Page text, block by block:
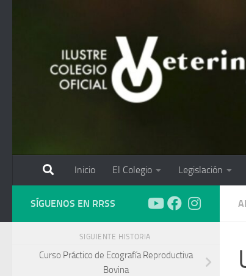
Inicio El Colegio Legislación
SÍGUENOS EN RRSS
SIGUIENTE HISTORIA
Curso Práctico de Ecografía Reproductiva
Bovina